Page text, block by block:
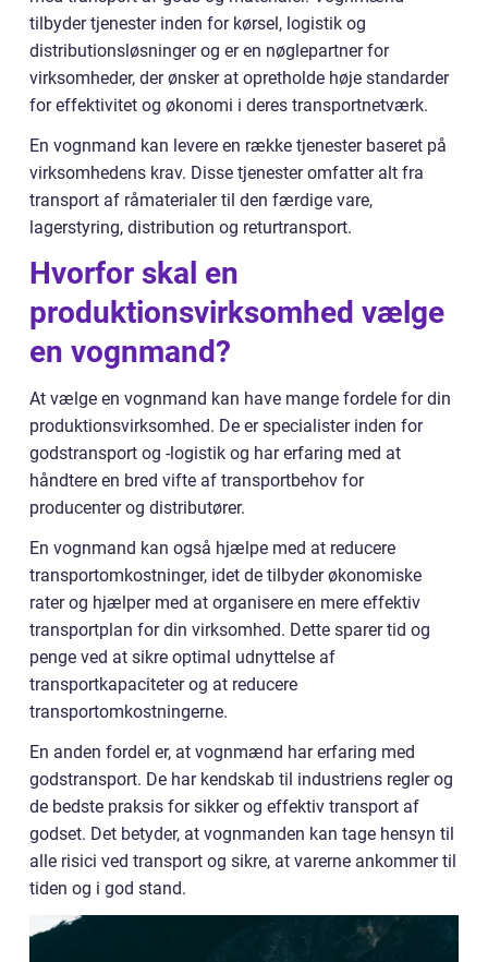
tilbyder tjenester inden for kørsel, logistik og
distributionsløsninger og er en nøglepartner for
virksomheder, der ønsker at opretholde høje standarder
for effektivitet og økonomi i deres transportnetværk.
En vognmand kan levere en række tjenester baseret på
virksomhedens krav. Disse tjenester omfatter alt fra
transport af råmaterialer til den færdige vare,
lagerstyring, distribution og returtransport.
Hvorfor skal en
produktionsvirksomhed vælge
en vognmand?
At vælge en vognmand kan have mange fordele for din
produktionsvirksomhed. De er specialister inden for
godstransport og -logistik og har erfaring med at
håndtere en bred vifte af transportbehov for
producenter og distributører.
En vognmand kan også hjælpe med at reducere
transportomkostninger, idet de tilbyder økonomiske
rater og hjælper med at organisere en mere effektiv
transportplan for din virksomhed. Dette sparer tid og
penge ved at sikre optimal udnyttelse af
transportkapaciteter og at reducere
transportomkostningerne.
En anden fordel er, at vognmænd har erfaring med
godstransport. De har kendskab til industriens regler og
de bedste praksis for sikker og effektiv transport af
godset. Det betyder, at vognmanden kan tage hensyn til
alle risici ved transport og sikre, at varerne ankommer til
tiden og i god stand.